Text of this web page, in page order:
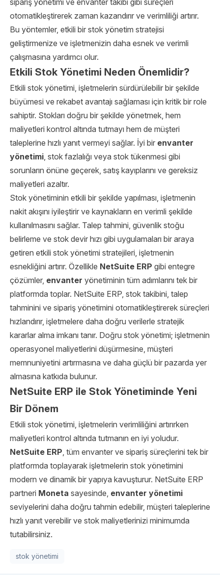
sipariş yönetimi ve envanter takibi gibi süreçleri
otomatikleştirerek zaman kazandırır ve verimliliği artırır.
Bu yöntemler, etkili bir stok yönetim stratejisi
geliştirmenize ve işletmenizin daha esnek ve verimli
çalışmasına yardımcı olur.
Etkili Stok Yönetimi Neden Önemlidir?
Etkili stok yönetimi, işletmelerin sürdürülebilir bir şekilde
büyümesi ve rekabet avantajı sağlaması için kritik bir role
sahiptir. Stokları doğru bir şekilde yönetmek, hem
maliyetleri kontrol altında tutmayı hem de müşteri
taleplerine hızlı yanıt vermeyi sağlar. İyi bir envanter
yönetimi, stok fazlalığı veya stok tükenmesi gibi
sorunların önüne geçerek, satış kayıplarını ve gereksiz
maliyetleri azaltır.
Stok yönetiminin etkili bir şekilde yapılması, işletmenin
nakit akışını iyileştirir ve kaynakların en verimli şekilde
kullanılmasını sağlar. Talep tahmini, güvenlik stoğu
belirleme ve stok devir hızı gibi uygulamaları bir araya
getiren etkili stok yönetimi stratejileri, işletmenin
esnekliğini artırır. Özellikle NetSuite ERP gibi entegre
çözümler, envanter yönetiminin tüm adımlarını tek bir
platformda toplar. NetSuite ERP, stok takibini, talep
tahminini ve sipariş yönetimini otomatikleştirerek süreçleri
hızlandırır, işletmelere daha doğru verilerle stratejik
kararlar alma imkanı tanır. Doğru stok yönetimi; işletmenin
operasyonel maliyetlerini düşürmesine, müşteri
memnuniyetini artırmasına ve daha güçlü bir pazarda yer
almasına katkıda bulunur.
NetSuite ERP ile Stok Yönetiminde Yeni
Bir Dönem
Etkili stok yönetimi, işletmelerin verimliliğini artırırken
maliyetleri kontrol altında tutmanın en iyi yoludur.
NetSuite ERP, tüm envanter ve sipariş süreçlerini tek bir
platformda toplayarak işletmelerin stok yönetimini
modern ve dinamik bir yapıya kavuşturur. NetSuite ERP
partneri Moneta sayesinde, envanter yönetimi
seviyelerini daha doğru tahmin edebilir, müşteri taleplerine
hızlı yanıt verebilir ve stok maliyetlerinizi minimumda
tutabilirsiniz.
stok yönetimi